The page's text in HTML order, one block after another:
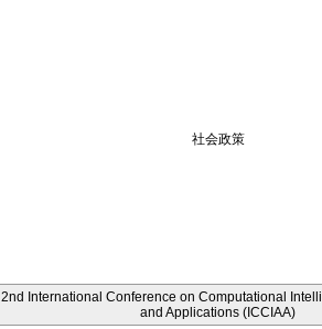
社会政策
2nd International Conference on Computational
and Applications (ICCIAA)